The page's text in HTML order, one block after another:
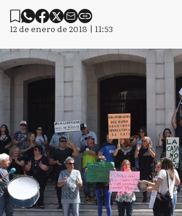
12 de enero de 2018 | 11:53